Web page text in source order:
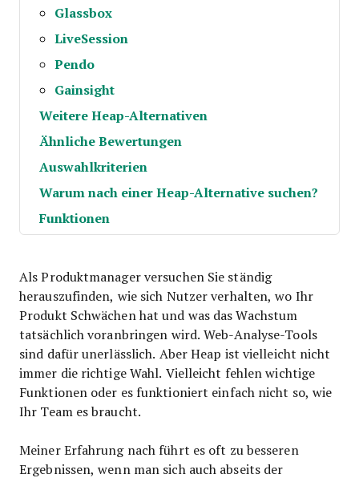
Glassbox
LiveSession
Pendo
Gainsight
Weitere Heap-Alternativen
Ähnliche Bewertungen
Auswahlkriterien
Warum nach einer Heap-Alternative suchen?
Funktionen
Als Produktmanager versuchen Sie ständig
herauszufinden, wie sich Nutzer verhalten, wo Ihr
Produkt Schwächen hat und was das Wachstum
tatsächlich voranbringen wird. Web-Analyse-Tools
sind dafür unerlässlich. Aber Heap ist vielleicht nicht
immer die richtige Wahl. Vielleicht fehlen wichtige
Funktionen oder es funktioniert einfach nicht so, wie
Ihr Team es braucht.
Meiner Erfahrung nach führt es oft zu besseren
Ergebnissen, wenn man sich auch abseits der